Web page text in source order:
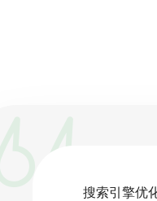
搜索引擎优